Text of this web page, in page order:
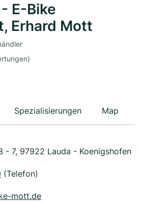
E-Bike
Erhard Mott
Spezialisierungen Map
- 7, 97922 Lauda - Koenigshofen
(Telefon)
mott.de